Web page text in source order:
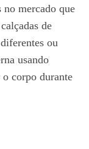
mercado que
de
ou
usando
o corpo durante